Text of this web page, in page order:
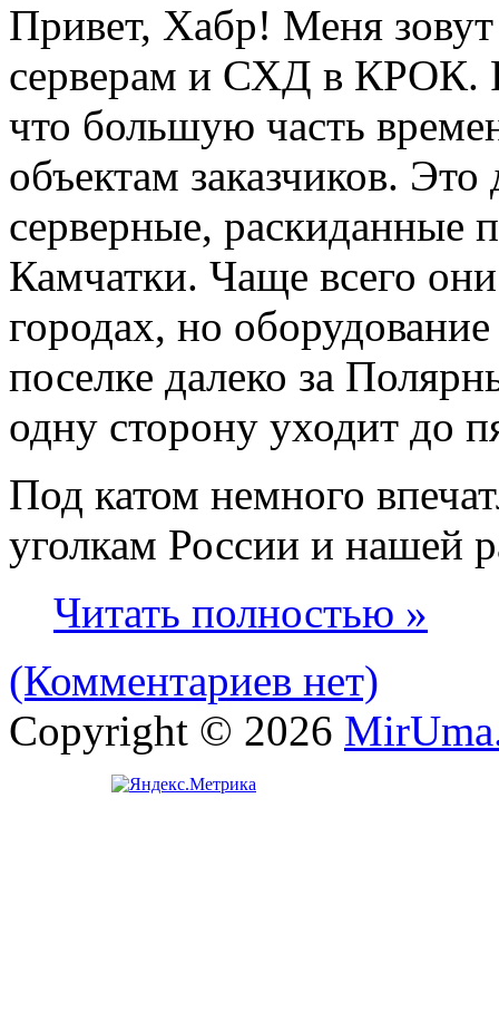
Привет, Хабр! Меня
серверам и СХД в КРОК.
что большую часть
объектам заказчиков.
серверные, раскиданные
Камчатки. Чаще всего
городах, но
поселке далеко за
одну сторону уходит до
Под катом немного
уголкам России и нашей
Читать полностью »
(Комментариев нет)
Copyright © 2026